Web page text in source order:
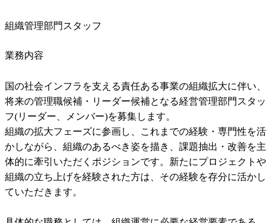
組織管理部門スタッフ
業務内容
国の社会インフラを支える責任ある事業の組織拡大に伴い、
将来の管理職候補・リーダー候補となる経営管理部門スタッ
フ(リーダー、メンバー)を募集します。
組織の拡大フェーズに参画し、これまでの経験・専門性を活
かしながら、組織のあるべき姿を描き、課題抽出・改善を主
体的に牽引いただくポジションです。新たにプロジェクトや
組織の立ち上げを経験された方は、その経験を存分に活かし
ていただきます。